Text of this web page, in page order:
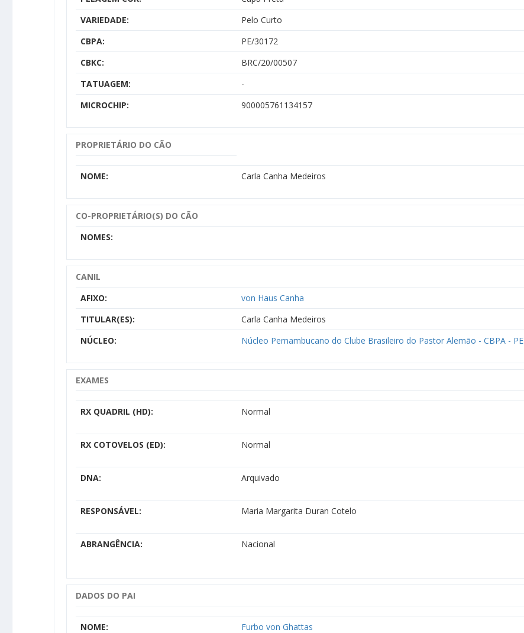
VARIEDADE:
Pelo Curto
CBPA:
PE/30172
CBKC:
BRC/20/00507
TATUAGEM:
-
MICROCHIP:
900005761134157
PROPRIETÁRIO DO CÃO
NOME: Carla Canha Medeiros
CO-PROPRIETÁRIO(S) DO CÃO
NOMES:
CANIL
AFIXO:
von Haus Canha
TITULAR(ES):
Carla Canha Medeiros
NÚCLEO:
Núcleo Pernambucano do Clube Brasileiro do Pastor Alemão - CBPA - PE
EXAMES
RX QUADRIL (HD): Normal
RX COTOVELOS (ED): Normal
DNA: Arquivado
RESPONSÁVEL: Maria Margarita Duran Cotelo
ABRANGÊNCIA: Nacional
DADOS DO PAI
NOME:
Furbo von Ghattas